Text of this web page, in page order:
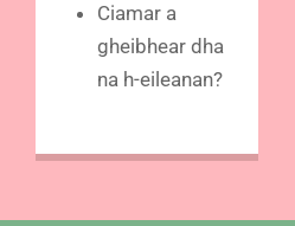
Ciamar a
gheibhear dha
na h-eileanan?